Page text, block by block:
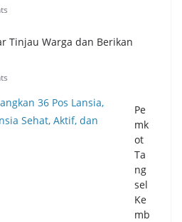
Tinjau Warga dan Berikan
Pe
mk
ot
Ta
ng
sel
Ke
mb